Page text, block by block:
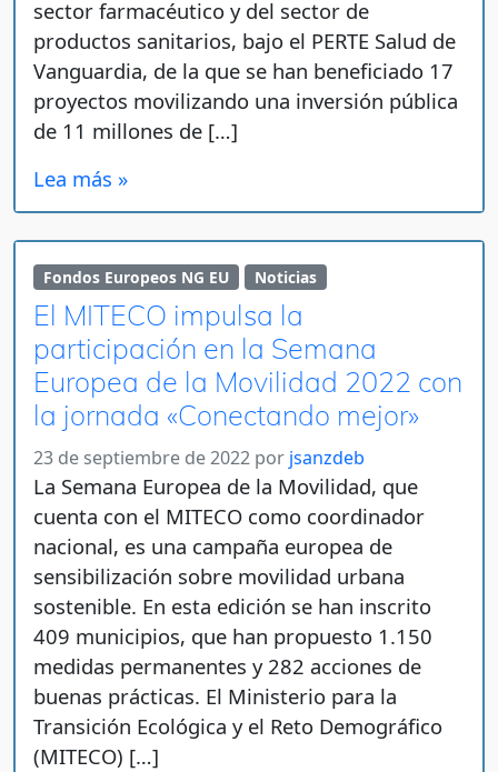
sector farmacéutico y del sector de
productos sanitarios, bajo el PERTE Salud de
Vanguardia, de la que se han beneficiado 17
proyectos movilizando una inversión pública
de 11 millones de […]
Lea más »
Fondos Europeos NG EU Noticias
El MITECO impulsa la
participación en la Semana
Europea de la Movilidad 2022 con
la jornada «Conectando mejor»
23 de septiembre de 2022 por jsanzdeb
La Semana Europea de la Movilidad, que
cuenta con el MITECO como coordinador
nacional, es una campaña europea de
sensibilización sobre movilidad urbana
sostenible. En esta edición se han inscrito
409 municipios, que han propuesto 1.150
medidas permanentes y 282 acciones de
buenas prácticas. El Ministerio para la
Transición Ecológica y el Reto Demográfico
(MITECO) […]